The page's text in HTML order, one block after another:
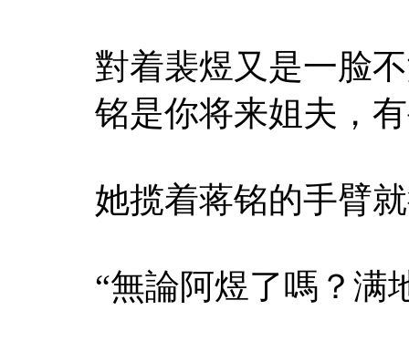
對着裴煜又是一脸
铭是你将来姐夫，
她揽着蒋铭的手臂
“無論阿煜了嗎？